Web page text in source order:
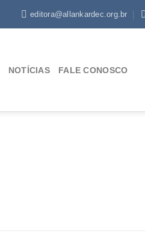
editora@allankardec.org.br
NOTÍCIAS FALE CONOSCO